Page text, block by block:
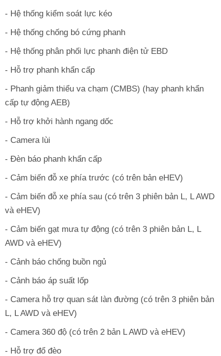
- Hệ thống kiểm soát lực kéo
- Hệ thống chống bó cứng phanh
- Hệ thống phân phối lực phanh điện tử EBD
- Hỗ trợ phanh khẩn cấp
- Phanh giảm thiểu va chạm (CMBS) (hay phanh khẩn
cấp tự động AEB)
- Hỗ trợ khởi hành ngang dốc
- Camera lùi
- Đèn báo phanh khẩn cấp
- Cảm biến đỗ xe phía trước (có trên bản eHEV)
- Cảm biến đỗ xe phía sau (có trên 3 phiên bản L, L AWD
và eHEV)
- Cảm biến gạt mưa tự động (có trên 3 phiên bản L, L
AWD và eHEV)
- Cảnh báo chống buồn ngủ
- Cảnh báo áp suất lốp
- Camera hỗ trợ quan sát làn đường (có trên 3 phiên bản
L, L AWD và eHEV)
- Camera 360 độ (có trên 2 bản L AWD và eHEV)
- Hỗ trợ đổ đèo